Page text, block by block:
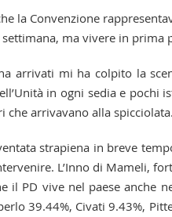
la Convenzione
settimana, ma vivere in
arrivati mi ha colpito la
in ogni sedia e
che arrivavano alla spicciolata.
strapiena in breve
L’Inno di Mameli,
il PD vive nel paese anche
39.44%, Civati 9.43%,